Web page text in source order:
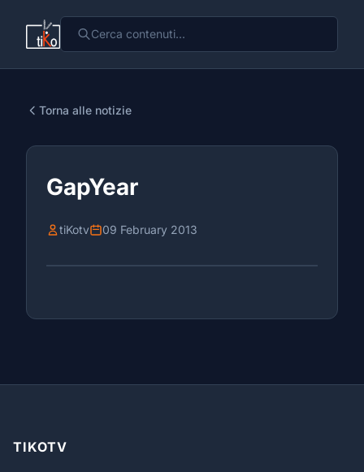
Torna alle notizie
GapYear
tiKotv 09 February 2013
TIKOTV